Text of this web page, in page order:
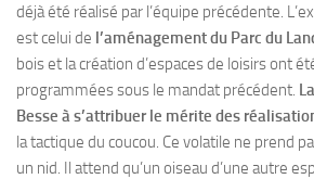
déjà été réalisé par l’équipe précédente.
est celui de l’aménagement du Parc du
bois et la création d’espaces de loisirs ont
programmées sous le mandat précédent.
Besse à s’attribuer le mérite des
la tactique du coucou. Ce volatile ne prend
un nid. Il attend qu’un oiseau d’une autre